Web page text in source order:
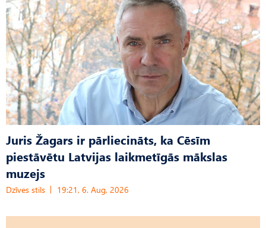
Juris Žagars ir pārliecināts, ka Cēsīm
piestāvētu Latvijas laikmetīgās mākslas
muzejs
Dzīves stils 19:21, 6. Aug, 2026